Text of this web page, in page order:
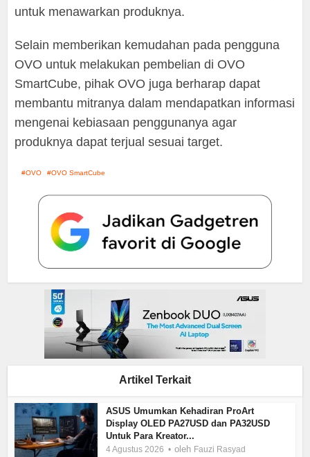
untuk menawarkan produknya.
Selain memberikan kemudahan pada pengguna
OVO untuk melakukan pembelian di OVO
SmartCube, pihak OVO juga berharap dapat
membantu mitranya dalam mendapatkan informasi
mengenai kebiasaan penggunanya agar
produknya dapat terjual sesuai target.
OVO OVO SmartCube
Artikel Terkait
ASUS Umumkan Kehadiran ProArt
Display OLED PA27USD dan PA32USD
Untuk Para Kreator...
4 Agustus 2026 oleh Fauzi Rasyad